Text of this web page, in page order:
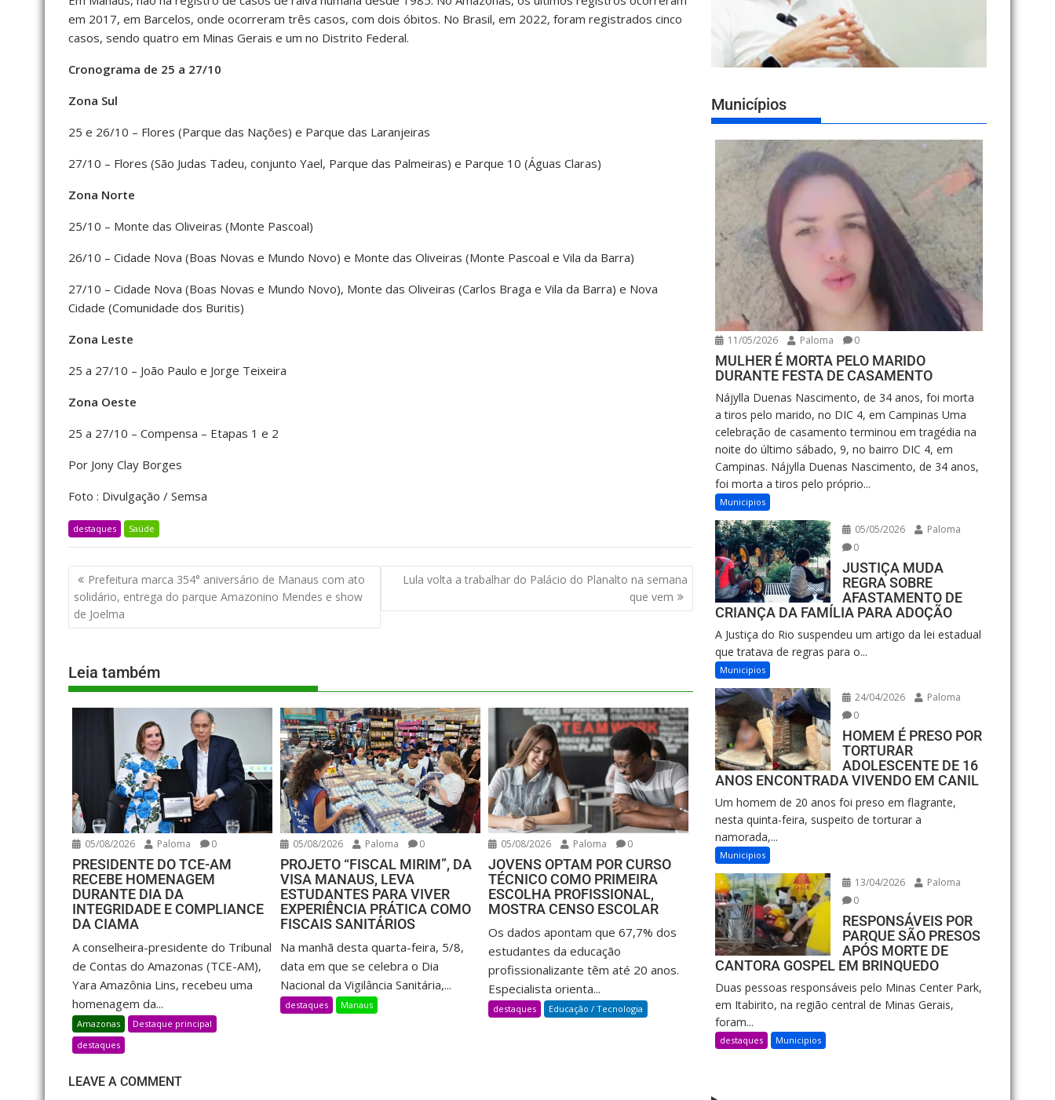
em 2017, em Barcelos, onde ocorreram três casos, com dois óbitos. No Brasil, em 2022, foram registrados cinco
casos, sendo quatro em Minas Gerais e um no Distrito Federal.
Cronograma de 25 a 27/10
Zona Sul
25 e 26/10 – Flores (Parque das Nações) e Parque das Laranjeiras
27/10 – Flores (São Judas Tadeu, conjunto Yael, Parque das Palmeiras) e Parque 10 (Águas Claras)
Zona Norte
25/10 – Monte das Oliveiras (Monte Pascoal)
26/10 – Cidade Nova (Boas Novas e Mundo Novo) e Monte das Oliveiras (Monte Pascoal e Vila da Barra)
27/10 – Cidade Nova (Boas Novas e Mundo Novo), Monte das Oliveiras (Carlos Braga e Vila da Barra) e Nova
Cidade (Comunidade dos Buritis)
Zona Leste
25 a 27/10 – João Paulo e Jorge Teixeira
Zona Oeste
25 a 27/10 – Compensa – Etapas 1 e 2
Por Jony Clay Borges
Foto : Divulgação / Semsa
destaques Saúde
Prefeitura marca 354° aniversário de Manaus com ato
solidário, entrega do parque Amazonino Mendes e show
de Joelma
Lula volta a trabalhar do Palácio do Planalto na semana
que vem
Leia também
05/08/2026 Paloma 0
PRESIDENTE DO TCE-AM
RECEBE HOMENAGEM
DURANTE DIA DA
INTEGRIDADE E COMPLIANCE
DA CIAMA
A conselheira-presidente do Tribunal
de Contas do Amazonas (TCE-AM),
Yara Amazônia Lins, recebeu uma
homenagem da...
Amazonas
Destaque principal
destaques
05/08/2026 Paloma 0
PROJETO “FISCAL MIRIM”, DA
VISA MANAUS, LEVA
ESTUDANTES PARA VIVER
EXPERIÊNCIA PRÁTICA COMO
FISCAIS SANITÁRIOS
Na manhã desta quarta-feira, 5/8,
data em que se celebra o Dia
Nacional da Vigilância Sanitária,...
destaques Manaus
05/08/2026 Paloma 0
JOVENS OPTAM POR CURSO
TÉCNICO COMO PRIMEIRA
ESCOLHA PROFISSIONAL,
MOSTRA CENSO ESCOLAR
Os dados apontam que 67,7% dos
estudantes da educação
profissionalizante têm até 20 anos.
Especialista orienta...
destaques Educação / Tecnologia
LEAVE A COMMENT
Municípios
11/05/2026 Paloma 0
MULHER É MORTA PELO MARIDO
DURANTE FESTA DE CASAMENTO
Nájylla Duenas Nascimento, de 34 anos, foi morta
a tiros pelo marido, no DIC 4, em Campinas Uma
celebração de casamento terminou em tragédia na
noite do último sábado, 9, no bairro DIC 4, em
Campinas. Nájylla Duenas Nascimento, de 34 anos,
foi morta a tiros pelo próprio...
Municipios
05/05/2026
Paloma
0
JUSTIÇA MUDA
REGRA SOBRE
AFASTAMENTO DE
CRIANÇA DA FAMÍLIA PARA ADOÇÃO
A Justiça do Rio suspendeu um artigo da lei estadual
que tratava de regras para o...
Municipios
24/04/2026
Paloma
0
HOMEM É PRESO POR
TORTURAR
ADOLESCENTE DE 16
ANOS ENCONTRADA VIVENDO EM CANIL
Um homem de 20 anos foi preso em flagrante,
nesta quinta-feira, suspeito de torturar a
namorada,...
Municipios
13/04/2026
Paloma
0
RESPONSÁVEIS POR
PARQUE SÃO PRESOS
APÓS MORTE DE
CANTORA GOSPEL EM BRINQUEDO
Duas pessoas responsáveis pelo Minas Center Park,
em Itabirito, na região central de Minas Gerais,
foram...
destaques Municipios